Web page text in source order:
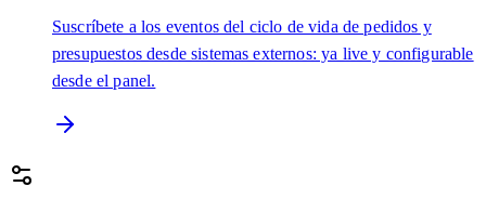
Suscríbete a los eventos del ciclo de vida de pedidos y
presupuestos desde sistemas externos: ya live y configurable
desde el panel.